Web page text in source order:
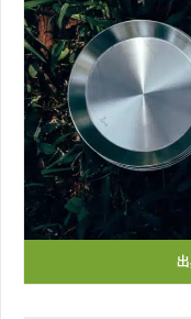
出